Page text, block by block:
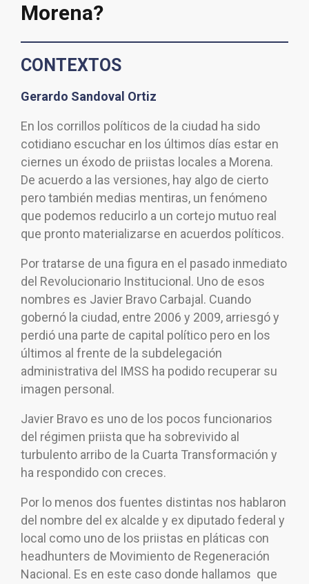
Morena?
CONTEXTOS
Gerardo Sandoval Ortiz
En los corrillos políticos de la ciudad ha sido
cotidiano escuchar en los últimos días estar en
ciernes un éxodo de priistas locales a Morena.
De acuerdo a las versiones, hay algo de cierto
pero también medias mentiras, un fenómeno
que podemos reducirlo a un cortejo mutuo real
que pronto materializarse en acuerdos políticos.
Por tratarse de una figura en el pasado inmediato
del Revolucionario Institucional. Uno de esos
nombres es Javier Bravo Carbajal. Cuando
gobernó la ciudad, entre 2006 y 2009, arriesgó y
perdió una parte de capital político pero en los
últimos al frente de la subdelegación
administrativa del IMSS ha podido recuperar su
imagen personal.
Javier Bravo es uno de los pocos funcionarios
del régimen priista que ha sobrevivido al
turbulento arribo de la Cuarta Transformación y
ha respondido con creces.
Por lo menos dos fuentes distintas nos hablaron
del nombre del ex alcalde y ex diputado federal y
local como uno de los priistas en pláticas con
headhunters de Movimiento de Regeneración
Nacional. Es en este caso donde hallamos que